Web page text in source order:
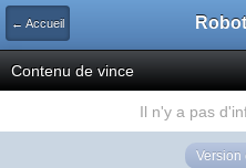
← Accueil
Contenu de vince
Il n'y a pas
Version